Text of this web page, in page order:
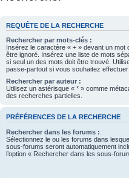
REQUÊTE DE LA RECHERCHE
Rechercher par mots-clés :
Insérez le caractère « + » devant un mot
être ignoré. Insérez une liste de mots
si seul un des mots doit être trouvé.
passe-partout si vous souhaitez
Rechercher par auteur :
Utilisez un astérisque « * » comme
des recherches partielles.
PRÉFÉRENCES DE LA RECHERCHE
Rechercher dans les forums :
Sélectionnez le ou les forums dans
sous-forums seront automatiquement
l’option « Rechercher dans les sous-